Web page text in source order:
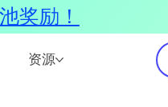
资源
奖励！